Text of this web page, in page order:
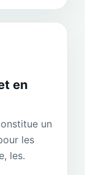
en
un
les
les.